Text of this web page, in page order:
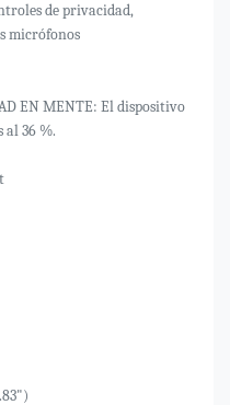
de privacidad,
micrófonos
EN MENTE: El dispositivo
al 36 %.